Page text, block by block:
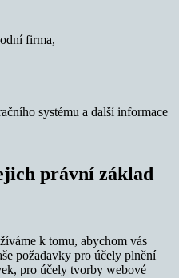
firma,
systému a další informace
právní základ
k tomu, abychom vás
požadavky pro účely plnění
pro účely tvorby webové